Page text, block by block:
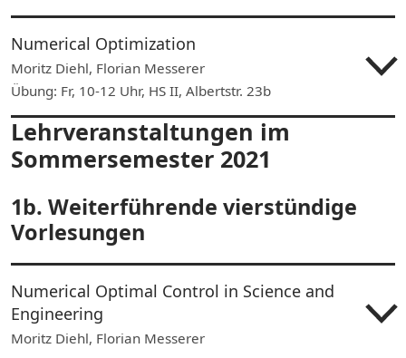
Numerical Optimization
Moritz Diehl, Florian Messerer
Übung: Fr, 10-12 Uhr, HS II, Albertstr. 23b
Lehrveranstaltungen im
Sommersemester 2021
1b. Weiterführende vierstündige
Vorlesungen
Numerical Optimal Control in Science and
Engineering
Moritz Diehl, Florian Messerer